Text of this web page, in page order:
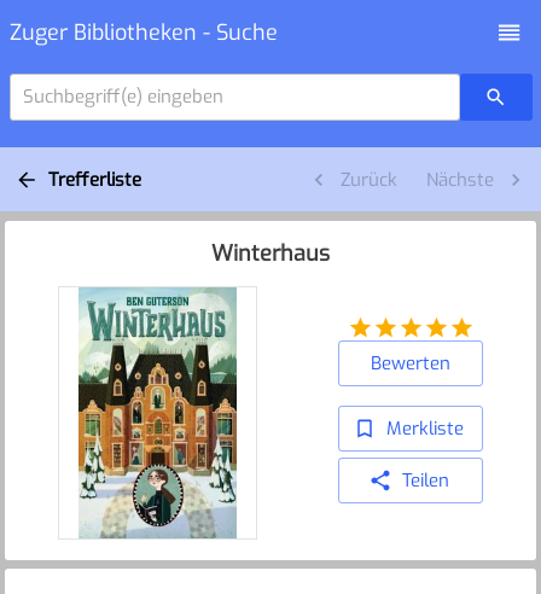
Zuger Bibliotheken - Suche
Suchbegriff(e) eingeben
Trefferliste Zurück Nächste
Winterhaus
Bewerten
Merkliste
Teilen